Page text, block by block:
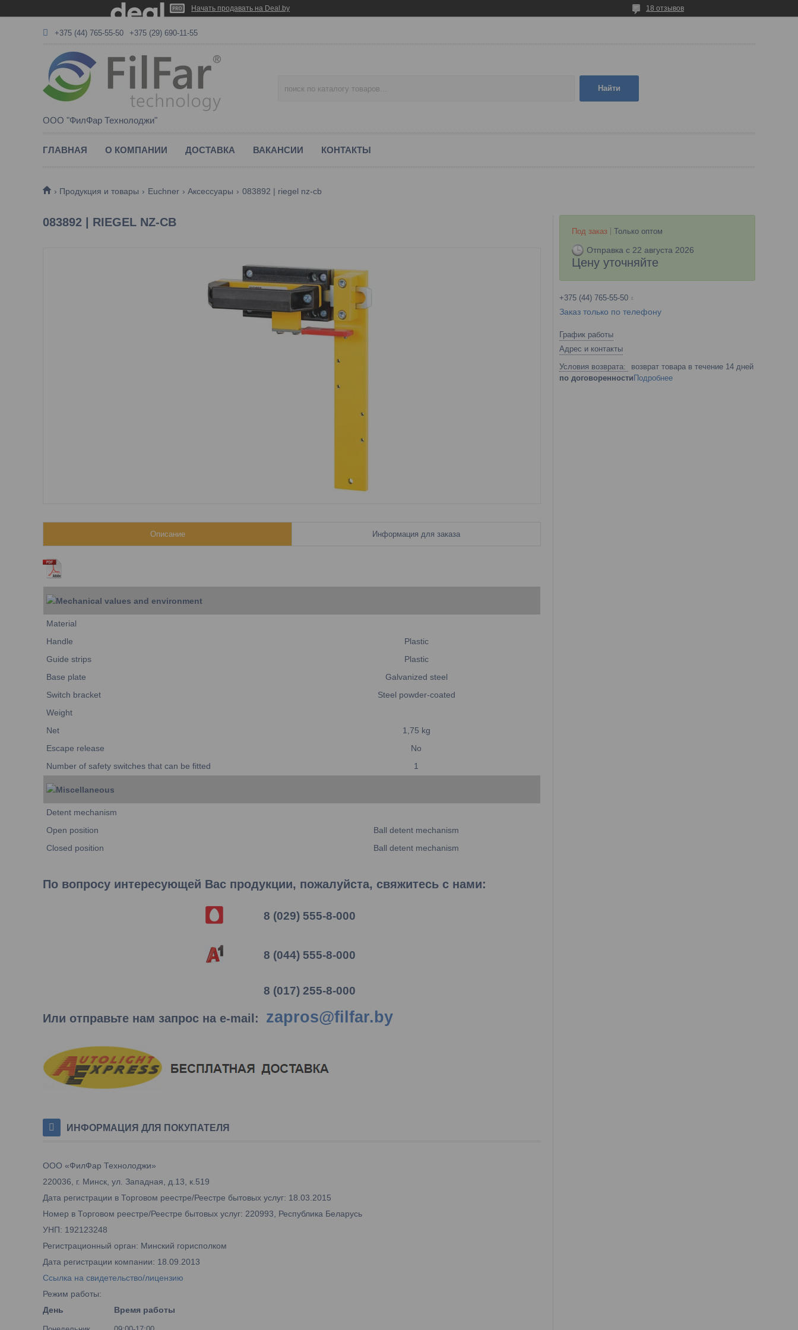
Начать продавать на Deal.by 18 отзывов
+375 (44) 765-55-50 +375 (29) 690-11-55
ООО "ФилФар Технолоджи"
Найти
ГЛАВНАЯ О КОМПАНИИ ДОСТАВКА ВАКАНСИИ КОНТАКТЫ
Продукция и товары Euchner Аксессуары 083892 | riegel nz-cb
083892 | RIEGEL NZ-CB
Описание Информация для заказа
Mechanical values and environment
Material
Handle
Plastic
Guide strips
Plastic
Base plate
Galvanized steel
Switch bracket
Steel powder-coated
Weight
Net
1,75 kg
Escape release
No
Number of safety switches that can be fitted
1
Miscellaneous
Detent mechanism
Open position
Ball detent mechanism
Closed position
Ball detent mechanism
По вопросу интересующей Вас продукции, пожалуйста, свяжитесь с нами:
8 (029) 555-8-000
8 (044) 555-8-000
8 (017) 255-8-000
Или отправьте нам запрос на e-mail : zapros@filfar.by
ИНФОРМАЦИЯ ДЛЯ ПОКУПАТЕЛЯ
ООО «ФилФар Технолоджи»
220036, г. Минск, ул. Западная, д.13, к.519
Дата регистрации в Торговом реестре/Реестре бытовых услуг: 18.03.2015
Номер в Торговом реестре/Реестре бытовых услуг: 220993, Республика Беларусь
УНП: 192123248
Регистрационный орган: Минский горисполком
Дата регистрации компании: 18.09.2013
Ссылка на свидетельство/лицензию
Режим работы:
День
Время работы
Под заказ Только оптом
Отправка с 22 августа 2026
Цену уточняйте
+375 (44) 765-55-50
Заказ только по телефону
График работы
Адрес и контакты
возврат товара в течение 14 дней
по договоренности Подробнее